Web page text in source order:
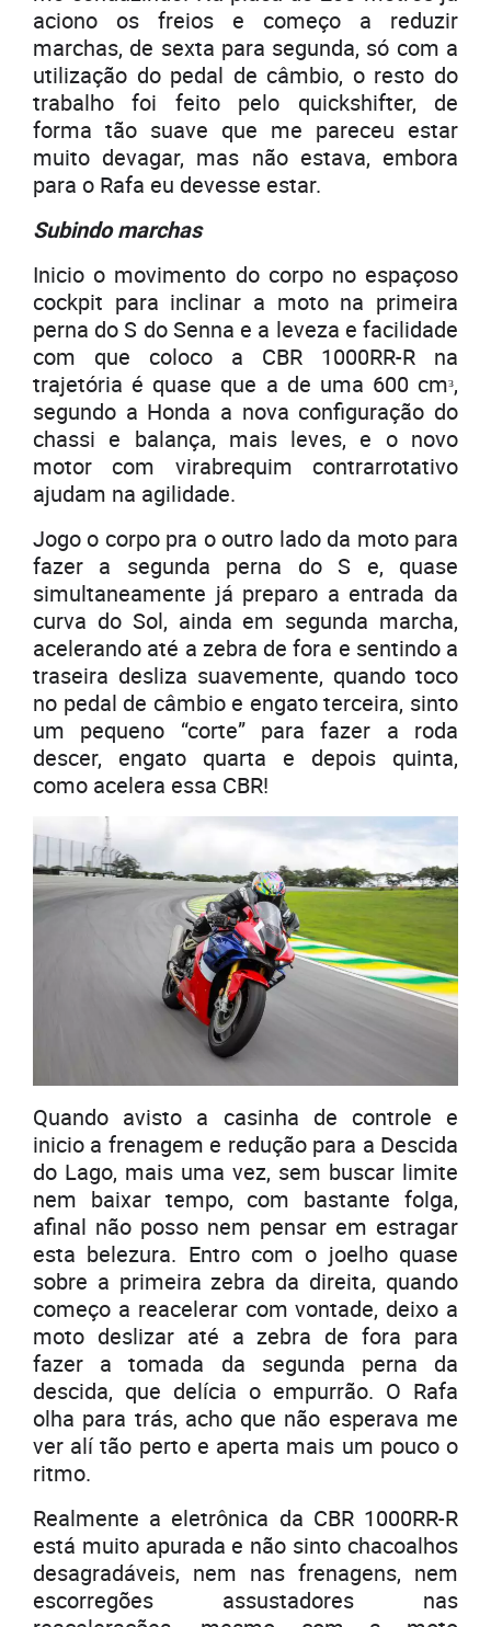
aciono os freios e começo a reduzir
marchas, de sexta para segunda, só com a
utilização do pedal de câmbio, o resto do
trabalho foi feito pelo quickshifter, de
forma tão suave que me pareceu estar
muito devagar, mas não estava, embora
para o Rafa eu devesse estar.
Subindo marchas
Inicio o movimento do corpo no espaçoso
cockpit para inclinar a moto na primeira
perna do S do Senna e a leveza e facilidade
com que coloco a CBR 1000RR-R na
trajetória é quase que a de uma 600 cmᵌ,
segundo a Honda a nova configuração do
chassi e balança, mais leves, e o novo
motor com virabrequim contrarrotativo
ajudam na agilidade.
Jogo o corpo pra o outro lado da moto para
fazer a segunda perna do S e, quase
simultaneamente já preparo a entrada da
curva do Sol, ainda em segunda marcha,
acelerando até a zebra de fora e sentindo a
traseira desliza suavemente, quando toco
no pedal de câmbio e engato terceira, sinto
um pequeno “corte” para fazer a roda
descer, engato quarta e depois quinta,
como acelera essa CBR!
Quando avisto a casinha de controle e
inicio a frenagem e redução para a Descida
do Lago, mais uma vez, sem buscar limite
nem baixar tempo, com bastante folga,
afinal não posso nem pensar em estragar
esta belezura. Entro com o joelho quase
sobre a primeira zebra da direita, quando
começo a reacelerar com vontade, deixo a
moto deslizar até a zebra de fora para
fazer a tomada da segunda perna da
descida, que delícia o empurrão. O Rafa
olha para trás, acho que não esperava me
ver alí tão perto e aperta mais um pouco o
ritmo.
Realmente a eletrônica da CBR 1000RR-R
está muito apurada e não sinto chacoalhos
desagradáveis, nem nas frenagens, nem
escorregões assustadores nas